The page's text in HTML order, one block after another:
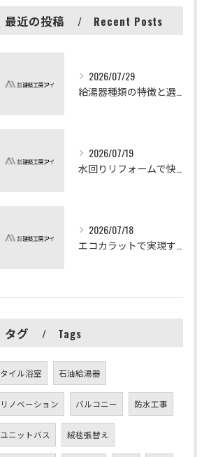
最近の投稿 Recent Posts
2026/07/29
2026/07/19
2026/07/18
タグ Tags
タイル浴室 石油給湯器
リノベーション バルコニー 防水工事
ユニットバス 絨毯張替え